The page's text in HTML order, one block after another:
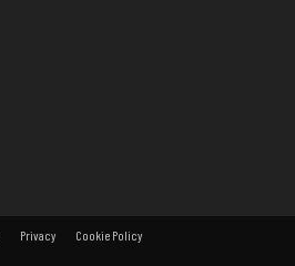
Privacy Cookie Policy